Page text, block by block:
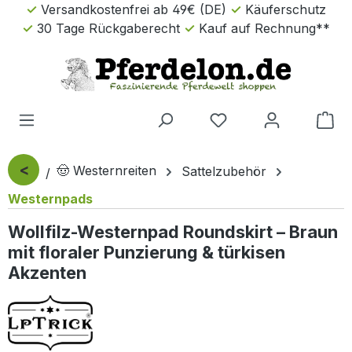
Zum Hauptinhalt springen
Versandkostenfrei ab 49€ (DE)
Käuferschutz
30 Tage Rückgaberecht
Kauf auf Rechnung**
< 🤠 Westernreiten
Sattelzubehör
Westernpads
Wollfilz-Westernpad Roundskirt – Braun
mit floraler Punzierung & türkisen
Akzenten